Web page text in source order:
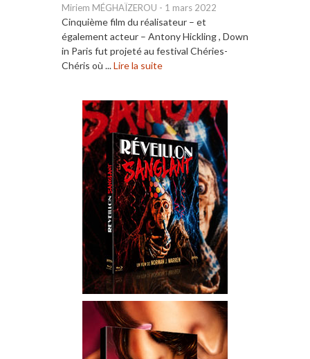
Miriem MÉGHAÏZEROU - 1 mars 2022
Cinquième film du réalisateur – et
également acteur – Antony Hickling , Down
in Paris fut projeté au festival Chéries-
Chéris où ...Lire la suite